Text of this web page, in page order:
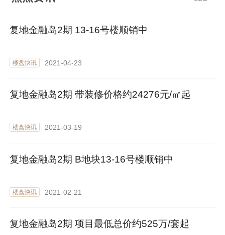
复地金融岛2期 13-16号楼顺销中
楼盘快讯 2021-04-23
复地金融岛2期 带装修价格约24276元/㎡起
楼盘快讯 2021-03-19
复地金融岛2期 B地块13-16号楼顺销中
楼盘快讯 2021-02-21
复地金融岛2期 项目最低总价约525万/套起